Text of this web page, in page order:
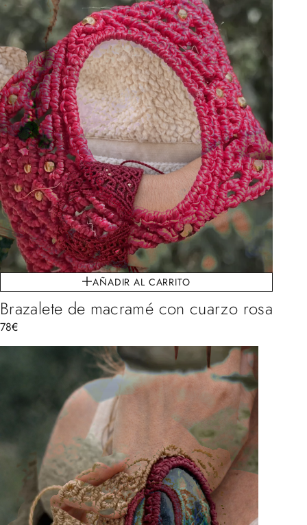
AÑADIR AL CARRITO
Brazalete de macramé con cuarzo rosa
78€